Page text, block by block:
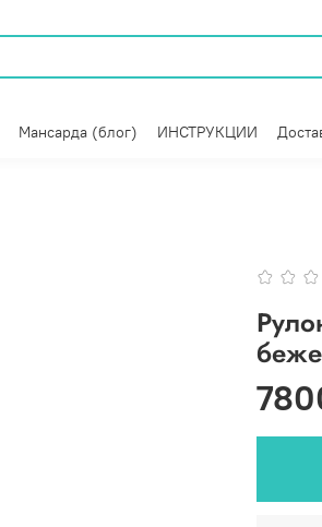
Мансарда (блог) ИНСТРУКЦИИ